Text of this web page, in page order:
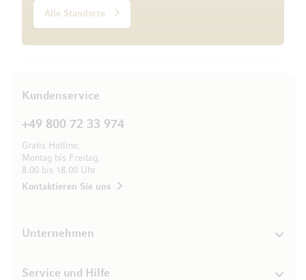
Alle Standorte
Kundenservice
+49 800 72 33 974
Gratis Hotline:
Montag bis Freitag,
8.00 bis 18.00 Uhr
Kontaktieren Sie uns
Unternehmen
Service und Hilfe